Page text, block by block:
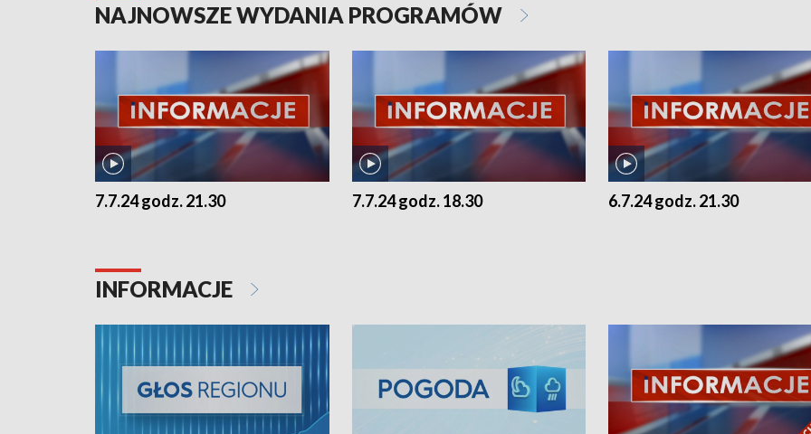
NAJNOWSZE WYDANIA PROGRAMÓW
7.7.24 godz. 21.30 7.7.24 godz. 18.30 6.7.24 godz. 21.30
INFORMACJE